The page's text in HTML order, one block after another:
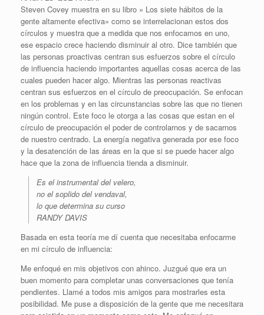
Steven Covey muestra en su libro » Los siete hábitos de la
gente altamente efectiva» como se interrelacionan estos dos
círculos y muestra que a medida que nos enfocamos en uno,
ese espacio crece haciendo disminuir al otro. Dice también que
las personas proactivas centran sus esfuerzos sobre el círculo
de influencia haciendo importantes aquellas cosas acerca de las
cuales pueden hacer algo. Mientras las personas reactivas
centran sus esfuerzos en el círculo de preocupación. Se enfocan
en los problemas y en las circunstancias sobre las que no tienen
ningún control. Este foco le otorga a las cosas que estan en el
círculo de preocupación el poder de controlarnos y de sacarnos
de nuestro centrado. La energía negativa generada por ese foco
y la desatención de las áreas en la que si se puede hacer algo
hace que la zona de influencia tienda a disminuir.
Es el instrumental del velero,
no el soplido del vendaval,
lo que determina su curso
RANDY DAVIS
Basada en esta teoría me dí cuenta que necesitaba enfocarme
en mi círculo de influencia:
Me enfoqué en mis objetivos con ahinco. Juzgué que era un
buen momento para completar unas conversaciones que tenía
pendientes. Llamé a todos mis amigos para mostrarles esta
posibilidad. Me puse a disposición de la gente que me necesitara